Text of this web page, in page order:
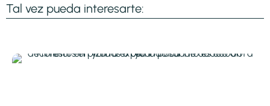
Tal vez pueda interesarte: